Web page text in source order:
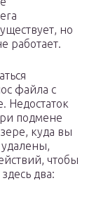
но
работает.
файла с
Недостаток
подмене
куда вы
чтобы
два: